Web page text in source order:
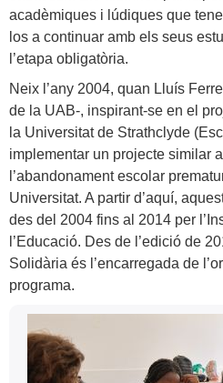
acadèmiques i lúdiques que
los a continuar amb els seus
l’etapa obligatòria.
Neix l’any 2004, quan Lluís
de la UAB-, inspirant-se en el
la Universitat de Strathclyde
implementar un projecte similar
l’abandonament escolar
Universitat. A partir d’aquí,
des del 2004 fins al 2014 per
l’Educació. Des de l’edició de
Solidària és l’encarregada de
programa.
Informació
complementària
Contacte